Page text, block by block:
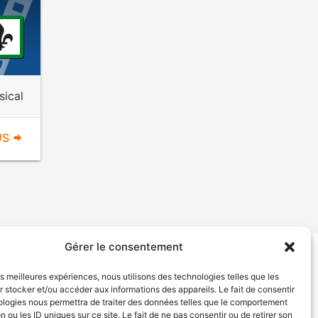
Gérer le consentement
meilleures expériences, nous utilisons des technologies telles que les
stocker et/ou accéder aux informations des appareils. Le fait de consentir
nous permettra de traiter des données telles que le comportement
ou les ID uniques sur ce site. Le fait de ne pas consentir ou de retirer son
de services Politique de confidentialité